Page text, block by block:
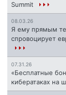
Summit
08.03.26
Я ему прямым
спровоцирует
07.31.26
«Бесплатные
кибератаках на